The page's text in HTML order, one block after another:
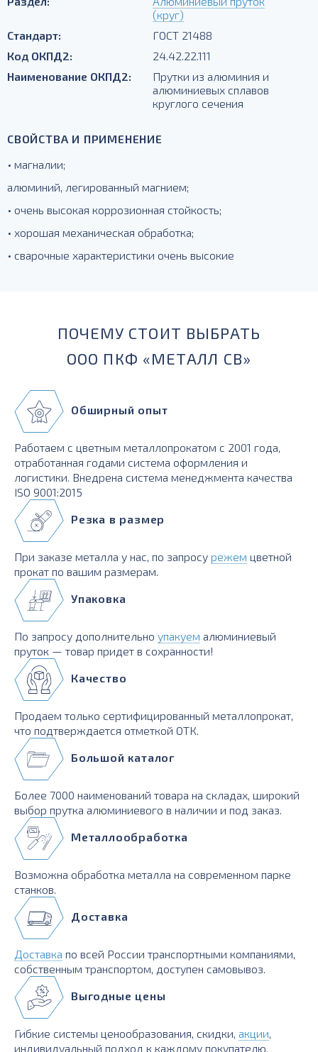
(круг)
Стандарт:
ГОСТ 21488
Код ОКПД2:
24.42.22.111
Наименование ОКПД2:
Прутки из алюминия и
алюминиевых сплавов
круглого сечения
СВОЙСТВА И ПРИМЕНЕНИЕ
• магналии;
алюминий, легированный магнием;
• очень высокая коррозионная стойкость;
• хорошая механическая обработка;
• сварочные характеристики очень высокие
ПОЧЕМУ СТОИТ ВЫБРАТЬ
ООО ПКФ «МЕТАЛЛ СВ»
Обширный опыт
Работаем с цветным металлопрокатом с 2001 года,
отработанная годами система оформления и
логистики. Внедрена система менеджмента качества
ISO 9001:2015
Резка в размер
При заказе металла у нас, по запросу режем цветной
прокат по вашим размерам.
Упаковка
По запросу дополнительно упакуем алюминиевый
пруток — товар придет в сохранности!
Качество
Продаем только сертифицированный металлопрокат,
что подтверждается отметкой ОТК.
Большой каталог
Более 7000 наименований товара на складах, широкий
выбор прутка алюминиевого в наличии и под заказ.
Металлообработка
Возможна обработка металла на современном парке
станков.
Доставка
Доставка по всей России транспортными компаниями,
собственным транспортом, доступен самовывоз.
Выгодные цены
Гибкие системы ценообразования, скидки, акции,
индивидуальный подход к каждому покупателю.